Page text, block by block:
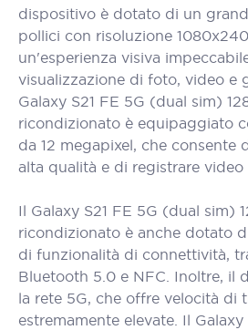
dispositivo è dotato di un
pollici con risoluzione
un'esperienza visiva
visualizzazione di foto, video e
Galaxy S21 FE 5G (dual sim)
ricondizionato è equipaggiato
da 12 megapixel, che consente
alta qualità e di registrare video
Il Galaxy S21 FE 5G (dual sim)
ricondizionato è anche dotato
di funzionalità di connettività,
Bluetooth 5.0 e NFC. Inoltre, il
la rete 5G, che offre velocità di
estremamente elevate. Il